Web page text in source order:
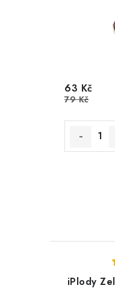
63 Kč
79 Kč
iPlody